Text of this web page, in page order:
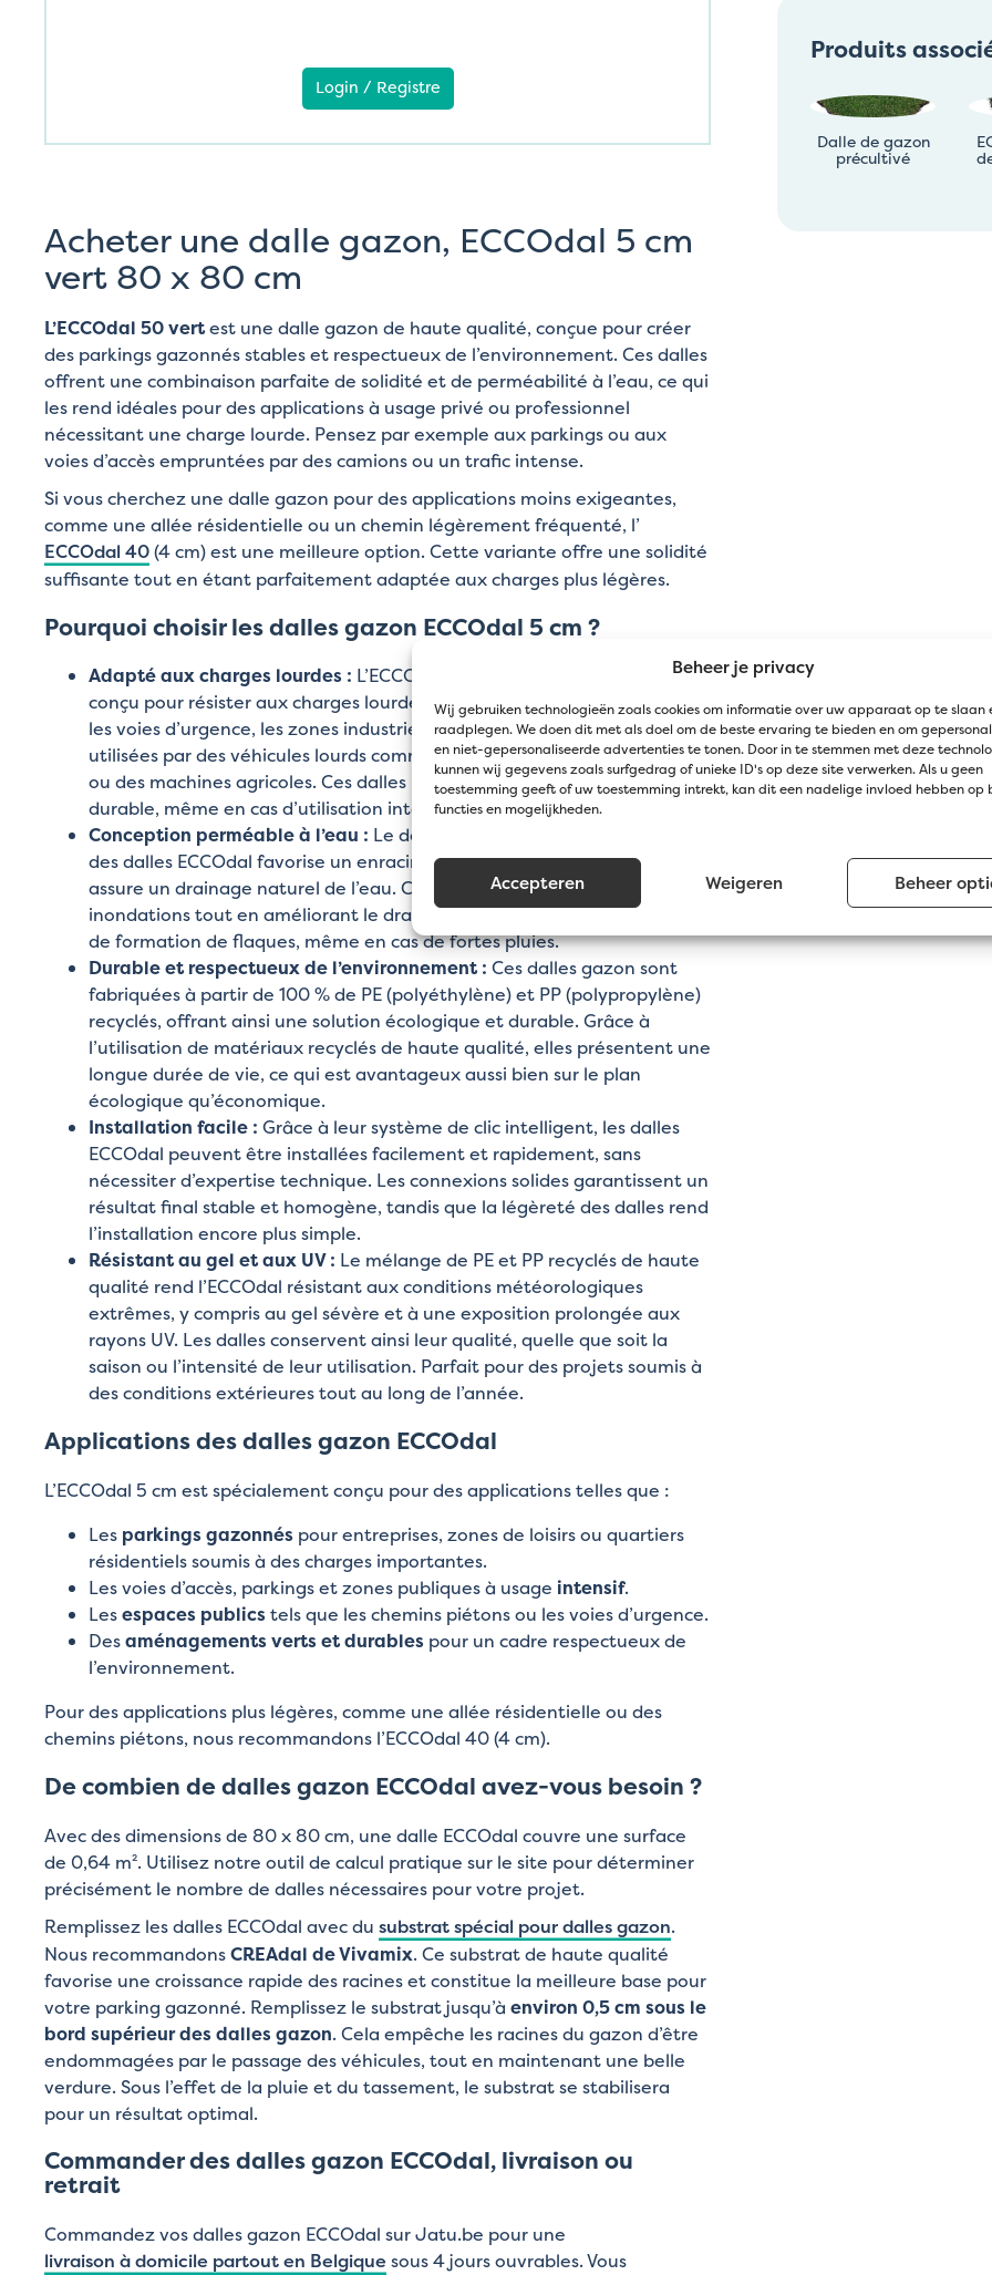
Beheer je privacy
Wij gebruiken technologieën zoals cookies om informatie over uw apparaat op te slaan
raadplegen. We doen dit met als doel om de beste ervaring te bieden en om
en niet-gepersonaliseerde advertenties te tonen. Door in te stemmen met deze
kunnen wij gegevens zoals surfgedrag of unieke ID's op deze site verwerken. Als u geen
toestemming geeft of uw toestemming intrekt, kan dit een nadelige invloed hebben op
functies en mogelijkheden.
Accepteren Weigeren Beheer
Login / Registre
Acheter une dalle gazon, ECCOdal 5 cm
vert 80 x 80 cm
L’ECCOdal 50 vertest une dalle gazon de haute qualité, conçue pour créer
des parkings gazonnés stables et respectueux de l’environnement. Ces dalles
offrent une combinaison parfaite de solidité et de perméabilité à l’eau, ce qui
les rend idéales pour des applications à usage privé ou professionnel
nécessitant une charge lourde. Pensez par exemple aux parkings ou aux
voies d’accès empruntées par des camions ou un trafic intense.
Si vous cherchez une dalle gazon pour des applications moins exigeantes,
comme une allée résidentielle ou un chemin légèrement fréquenté, l’
ECCOdal 40(4 cm) est une meilleure option. Cette variante offre une solidité
suffisante tout en étant parfaitement adaptée aux charges plus légères.
Pourquoi choisir les dalles gazon ECCOdal 5 cm ?
Adapté aux charges lourdes : L’ECCOdal 5 cm a été spécialement
conçu pour résister aux charges lourdes. Il est parfait pour les parkings,
les voies d’urgence, les zones industrielles et les allées fréquemment
utilisées par des véhicules lourds comme des camionnettes, des camions
ou des machines agricoles. Ces dalles robustes assurent une stabilité
durable, même en cas d’utilisation intensive.
Conception perméable à l’eau : Le design à cellules ouvertes unique
des dalles ECCOdal favorise un enracinement optimal du gazon et
assure un drainage naturel de l’eau. Cela permet de prévenir les
inondations tout en améliorant le drainage et en réduisant les risques
de formation de flaques, même en cas de fortes pluies.
Durable et respectueux de l’environnement : Ces dalles gazon sont
fabriquées à partir de 100 % de PE (polyéthylène) et PP (polypropylène)
recyclés, offrant ainsi une solution écologique et durable. Grâce à
l’utilisation de matériaux recyclés de haute qualité, elles présentent une
longue durée de vie, ce qui est avantageux aussi bien sur le plan
écologique qu’économique.
Installation facile : Grâce à leur système de clic intelligent, les dalles
ECCOdal peuvent être installées facilement et rapidement, sans
nécessiter d’expertise technique. Les connexions solides garantissent un
résultat final stable et homogène, tandis que la légèreté des dalles rend
l’installation encore plus simple.
Résistant au gel et aux UV : Le mélange de PE et PP recyclés de haute
qualité rend l’ECCOdal résistant aux conditions météorologiques
extrêmes, y compris au gel sévère et à une exposition prolongée aux
rayons UV. Les dalles conservent ainsi leur qualité, quelle que soit la
saison ou l’intensité de leur utilisation. Parfait pour des projets soumis à
des conditions extérieures tout au long de l’année.
Applications des dalles gazon ECCOdal
L’ECCOdal 5 cm est spécialement conçu pour des applications telles que :
Les parkings gazonnés pour entreprises, zones de loisirs ou quartiers
résidentiels soumis à des charges importantes.
Les voies d’accès, parkings et zones publiques à usage intensif.
Lesespaces publicstels que les chemins piétons ou les voies d’urgence.
Desaménagements verts et durables pour un cadre respectueux de
l’environnement.
Pour des applications plus légères, comme une allée résidentielle ou des
chemins piétons, nous recommandons l’ECCOdal 40 (4 cm).
De combien de dalles gazon ECCOdal avez-vous besoin ?
Avec des dimensions de 80 x 80 cm, une dalle ECCOdal couvre une surface
de 0,64 m². Utilisez notre outil de calcul pratique sur le site pour déterminer
précisément le nombre de dalles nécessaires pour votre projet.
Remplissez les dalles ECCOdal avec du substrat spécial pour dalles gazon.
Nous recommandonsCREAdal de Vivamix. Ce substrat de haute qualité
favorise une croissance rapide des racines et constitue la meilleure base pour
votre parking gazonné. Remplissez le substrat jusqu’à environ 0,5 cm sous le
bord supérieur des dalles gazon. Cela empêche les racines du gazon d’être
endommagées par le passage des véhicules, tout en maintenant une belle
verdure. Sous l’effet de la pluie et du tassement, le substrat se stabilisera
pour un résultat optimal.
Commander des dalles gazon ECCOdal, livraison ou
retrait
Commandez vos dalles gazon ECCOdal sur Jatu.be pour une
livraison à domicile partout en Belgique sous 4 jours ouvrables. Vous
Produits
Dalle de gazon
précultivé